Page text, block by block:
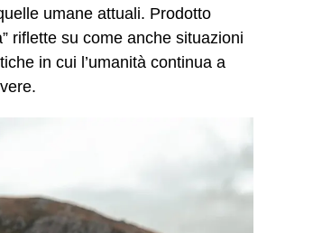
umane attuali. Prodotto
riflette su come anche situazioni
in cui l’umanità continua a